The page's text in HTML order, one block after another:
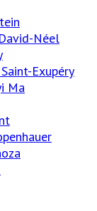
Néel
Exupéry
Ma